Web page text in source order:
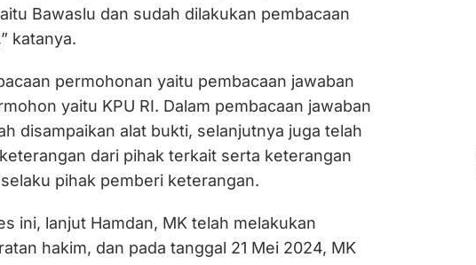
Bawaslu dan sudah dilakukan pembacaan
katanya.
permohonan yaitu pembacaan jawaban
yaitu KPU RI. Dalam pembacaan jawaban
disampaikan alat bukti, selanjutnya juga telah
dari pihak terkait serta keterangan
pihak pemberi keterangan.
ini, lanjut Hamdan, MK telah melakukan
hakim, dan pada tanggal 21 Mei 2024, MK